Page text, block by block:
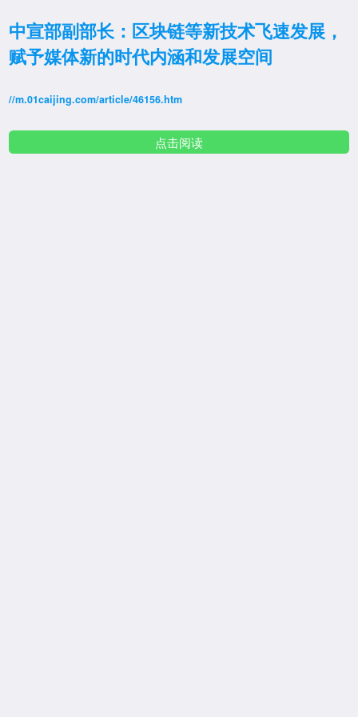
中宣部副部长：区块链等新技术飞速发展，
赋予媒体新的时代内涵和发展空间
//m.01caijing.com/article/46156.htm
点击阅读